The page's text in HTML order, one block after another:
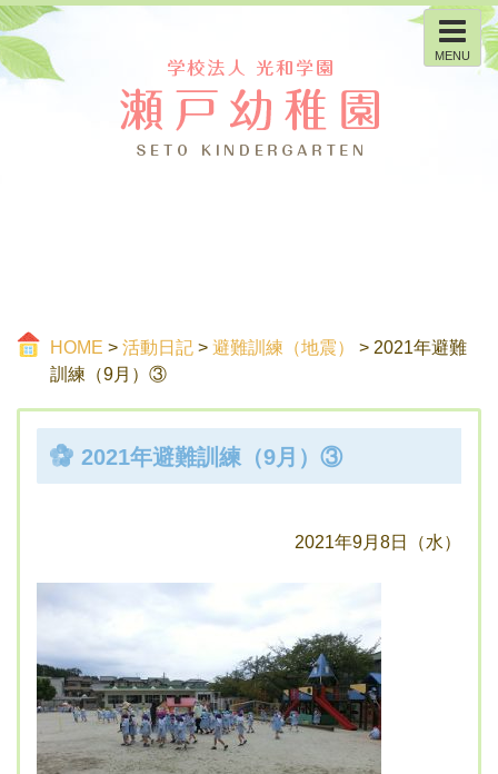
MENU
HOME > 活動日記 > 避難訓練（地震）
> 2021年避難
訓練（9月）③
2021年避難訓練（9月）③
2021年9月8日（水）